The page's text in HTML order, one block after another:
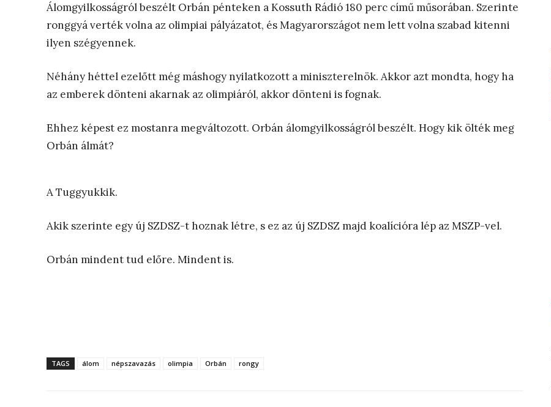
Álomgyilkosságról beszélt Orbán pénteken a Kossuth Rádió 180 perc című műsorában. Szerinte
ronggyá verték volna az olimpiai pályázatot, és Magyarországot nem lett volna szabad kitenni
ilyen szégyennek.
Néhány héttel ezelőtt még máshogy nyilatkozott a miniszterelnök. Akkor azt mondta, hogy ha
az emberek dönteni akarnak az olimpiáról, akkor dönteni is fognak.
Ehhez képest ez mostanra megváltozott. Orbán álomgyilkosságról beszélt. Hogy kik ölték meg
Orbán álmát?
A Tuggyukkik.
Akik szerinte egy új SZDSZ-t hoznak létre, s ez az új SZDSZ majd koalícióra lép az MSZP-vel.
Orbán mindent tud előre. Mindent is.
TAGS álom népszavazás olimpia Orbán rongy